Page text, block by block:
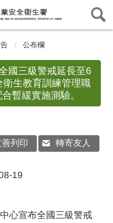
公布欄
國三級警戒延長至6
衛生教育訓練管理職
暫緩實施測驗。
善列印 轉寄友人
19
心宣布全國三級警戒